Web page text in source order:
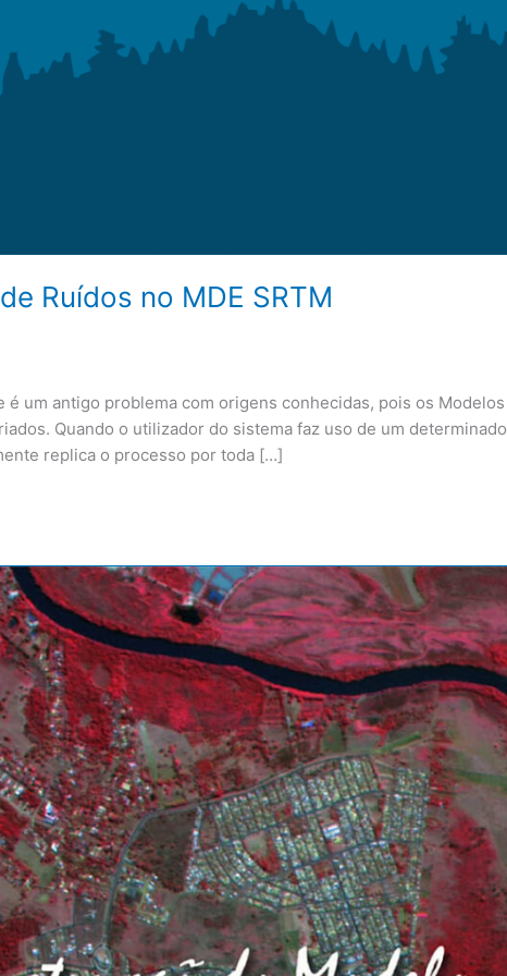
Ruídos no MDE SRTM
um antigo problema com origens conhecidas, pois os Modelos
Quando o utilizador do sistema faz uso de um determinado
replica o processo por toda […]